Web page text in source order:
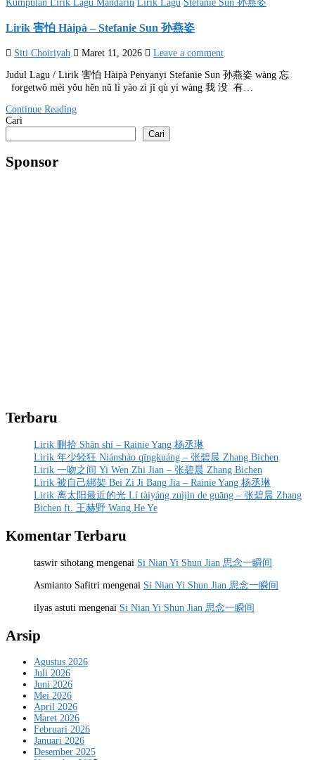
Kumpulan Lirik Lagu Mandarin Lirik Lagu Stefanie Sun 孙燕姿
Lirik 害怕 Hàipà – Stefanie Sun 孙燕姿
Siti Choiriyah Maret 11, 2026 Leave a comment
Judul Lagu / Lirik 害怕 Hàipà Penyanyi Stefanie Sun 孙燕姿 wàng 忘
forgetwǒ méi yǒu hěn nǔ lì yào zì jǐ qù yí wàng 我 没 有…
Continue Reading
Cari
Cari
Sponsor
Terbaru
Lirik 刪拾 Shān shí – Rainie Yang 杨丞琳
Lirik 年少轻狂 Niánshào qīngkuáng – 张碧晨 Zhang Bichen
Lirik 一吻之间 Yi Wen Zhi Jian – 张碧晨 Zhang Bichen
Lirik 被自己綁架 Bei Zi Ji Bang Jia – Rainie Yang 杨丞琳
Lirik 离太阳最近的光 Lí tàiyáng zuìjìn de guāng – 张碧晨 Zhang
Bichen ft. 王赫野 Wang He Ye
Komentar Terbaru
taswir sihotang mengenai Si Nian Yi Shun Jian 思念一瞬间
Asmianto Safitri mengenai Si Nian Yi Shun Jian 思念一瞬间
ilyas astuti mengenai Si Nian Yi Shun Jian 思念一瞬间
Arsip
Agustus 2026
Juli 2026
Juni 2026
Mei 2026
April 2026
Maret 2026
Februari 2026
Januari 2026
Desember 2025